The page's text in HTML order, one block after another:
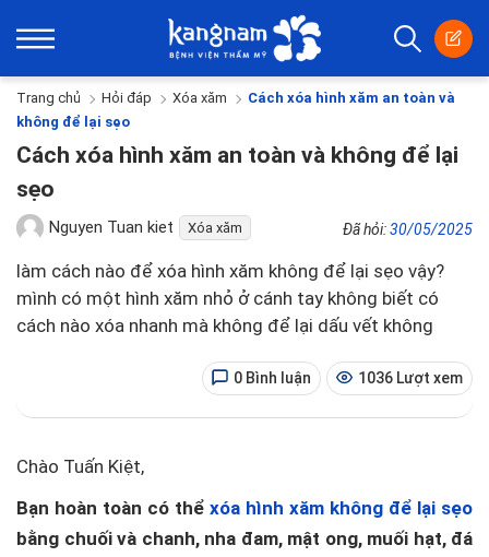
Trang chủ Hỏi đáp Xóa xăm
Cách xóa hình xăm an toàn và
không để lại sẹo
Cách xóa hình xăm an toàn và không để lại
sẹo
Nguyen Tuan kiet Xóa xăm Đã hỏi:30/05/2025
làm cách nào để xóa hình xăm không để lại sẹo vậy?
mình có một hình xăm nhỏ ở cánh tay không biết có
cách nào xóa nhanh mà không để lại dấu vết không
0 Bình luận 1036 Lượt xem
Chào Tuấn Kiệt,
Bạn hoàn toàn có thể xóa hình xăm không để lại sẹo
bằng chuối và chanh, nha đam, mật ong, muối hạt, đá